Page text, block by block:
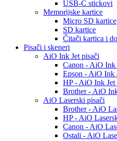
USB-C stickovi
Memorijske kartice
Micro SD kartice
SD kartice
Čitači kartica i
Pisači i skeneri
AiO Ink Jet pisači
Canon - AiO Ink
Epson - AiO Ink
HP - AiO Ink Jet
Brother - AiO
AiO Laserski pisači
Brother - AiO
HP - AiO
Canon - AiO
Ostali - AiO